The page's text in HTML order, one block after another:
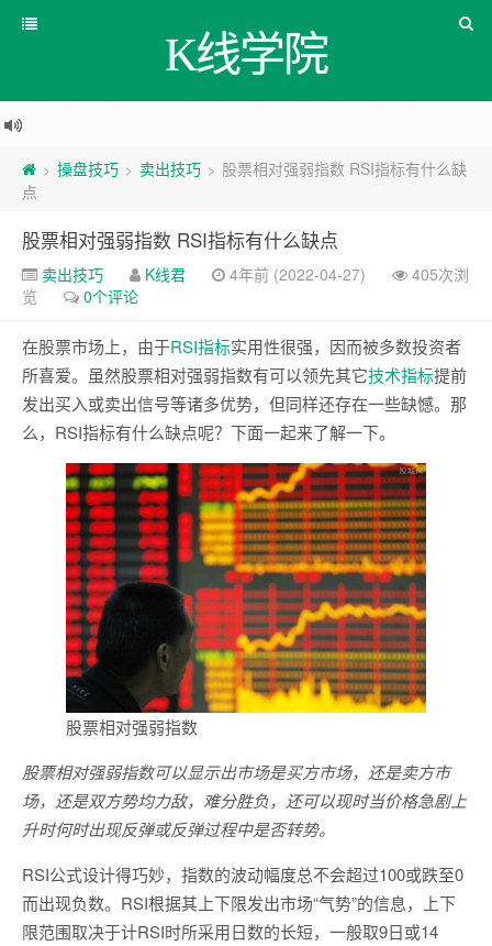
K线学院
> 操盘技巧 > 卖出技巧 > 股票相对强弱指数 RSI指标有什么缺
点
股票相对强弱指数 RSI指标有什么缺点
卖出技巧 K线君 4年前 (2022-04-27)
405次浏
览
0个评论
在股票市场上，由于RSI指标实用性很强，因而被多数投资者
所喜爱。虽然股票相对强弱指数有可以领先其它技术指标提前
发出买入或卖出信号等诸多优势，但同样还存在一些缺憾。那
么，RSI指标有什么缺点呢？下面一起来了解一下。
股票相对强弱指数
股票相对强弱指数可以显示出市场是买方市场，还是卖方市
场，还是双方势均力敌，难分胜负，还可以现时当价格急剧上
升时何时出现反弹或反弹过程中是否转势。
RSI公式设计得巧妙，指数的波动幅度总不会超过100或跌至0
而出现负数。RSI根据其上下限发出市场“气势”的信息，上下
限范围取决于计RSI时所采用日数的长短，一般取9日或14